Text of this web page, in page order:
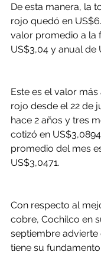
De esta manera, la
rojo quedó en
valor promedio a la
US$3,04 y anual de
Este es el valor
rojo desde el 22 de
hace 2 años y tres
cotizó en
promedio del mes
US$3,0471.
Con respecto al
cobre, Cochilco en
septiembre advierte
tiene su